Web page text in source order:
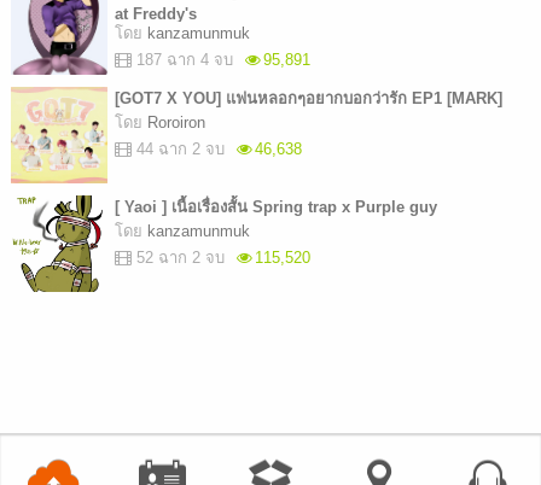
at Freddy's
โดย kanzamunmuk
187 ฉาก 4 จบ
95,891
[GOT7 X YOU] แฟนหลอกๆอยากบอกว่ารัก EP1 [MARK]
โดย Roroiron
44 ฉาก 2 จบ
46,638
[ Yaoi ] เนื้อเรื่องสั้น Spring trap x Purple guy
โดย kanzamunmuk
52 ฉาก 2 จบ
115,520